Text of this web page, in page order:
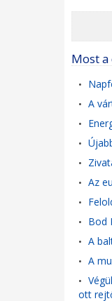
Most
•
• A
•
•
•
• Az
•
• Bod
• A
• A
•
ott